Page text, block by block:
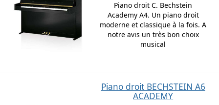
Piano droit C. Bechstein
Academy A4. Un piano droit
moderne et classique à la fois. A
notre avis un très bon choix
musical
Piano droit BECHSTEIN A6
ACADEMY